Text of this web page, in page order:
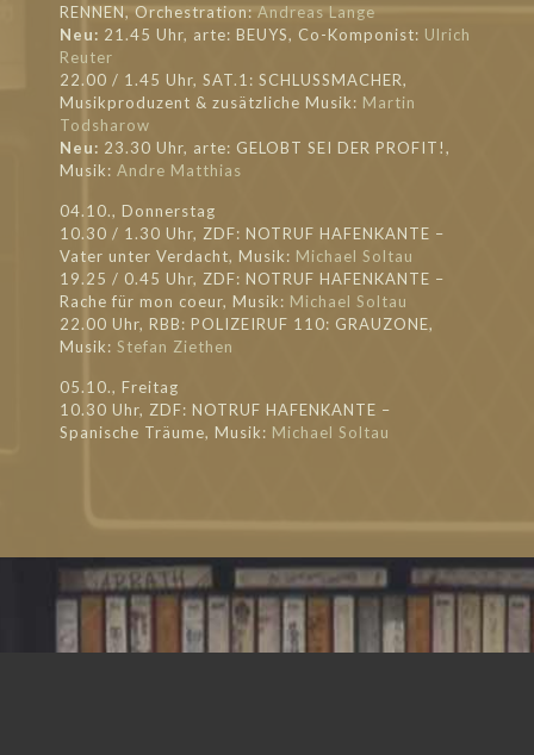
RENNEN, Orchestration: Andreas Lange
Neu: 21.45 Uhr, arte: BEUYS, Co-Komponist: Ulrich
Reuter
22.00 / 1.45 Uhr, SAT.1: SCHLUSSMACHER,
Musikproduzent & zusätzliche Musik: Martin
Todsharow
Neu: 23.30 Uhr, arte: GELOBT SEI DER PROFIT!,
Musik: Andre Matthias
04.10., Donnerstag
10.30 / 1.30 Uhr, ZDF: NOTRUF HAFENKANTE –
Vater unter Verdacht, Musik: Michael Soltau
19.25 / 0.45 Uhr, ZDF: NOTRUF HAFENKANTE –
Rache für mon coeur, Musik: Michael Soltau
22.00 Uhr, RBB: POLIZEIRUF 110: GRAUZONE,
Musik: Stefan Ziethen
05.10., Freitag
10.30 Uhr, ZDF: NOTRUF HAFENKANTE –
Spanische Träume, Musik: Michael Soltau